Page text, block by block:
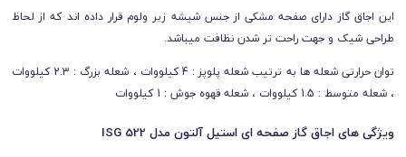
این اجاق گاز دارای صفحه مشکی از جنس شیشه زیر ولوم قرار داده اند که از لحاظ
طراحی شیک و جهت راحت تر شدن نظافت میباشد.
توان حرارتی شعله ها به ترتیب شعله پلوپز : 4 کیلووات ، شعله بزرگ : 2.3 کیلووات
، شعله متوسط : 1.5 کیلووات ، شعله قهوه جوش : 1 کیلووات
ویژگی های اجاق گاز صفحه ای استیل آلتون مدل ISG 522